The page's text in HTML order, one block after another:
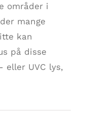
områder i
mange
kan
på disse
eller UVC lys,